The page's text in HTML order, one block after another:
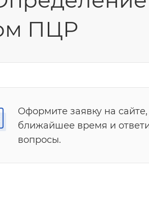
ПЦР
Оформите заявку на
ближайшее время и
вопросы.